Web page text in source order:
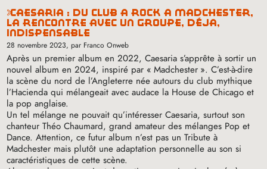
caesaria : du club à rock à madchester,
la rencontre avec un groupe, déjà,
indispensable
28 novembre 2023, par Franco Onweb
Après un premier album en 2022, Caesaria s’apprête à sortir un
nouvel album en 2024, inspiré par « Madchester ». C’est-à-dire
la scène du nord de l’Angleterre née autours du club mythique
l’Hacienda qui mélangeait avec audace la House de Chicago et
la pop anglaise.
Un tel mélange ne pouvait qu’intéresser Caesaria, surtout son
chanteur Théo Chaumard, grand amateur des mélanges Pop et
Dance. Attention, ce futur album n’est pas un Tribute à
Madchester mais plutôt une adaptation personnelle au son si
caractéristiques de cette scène.